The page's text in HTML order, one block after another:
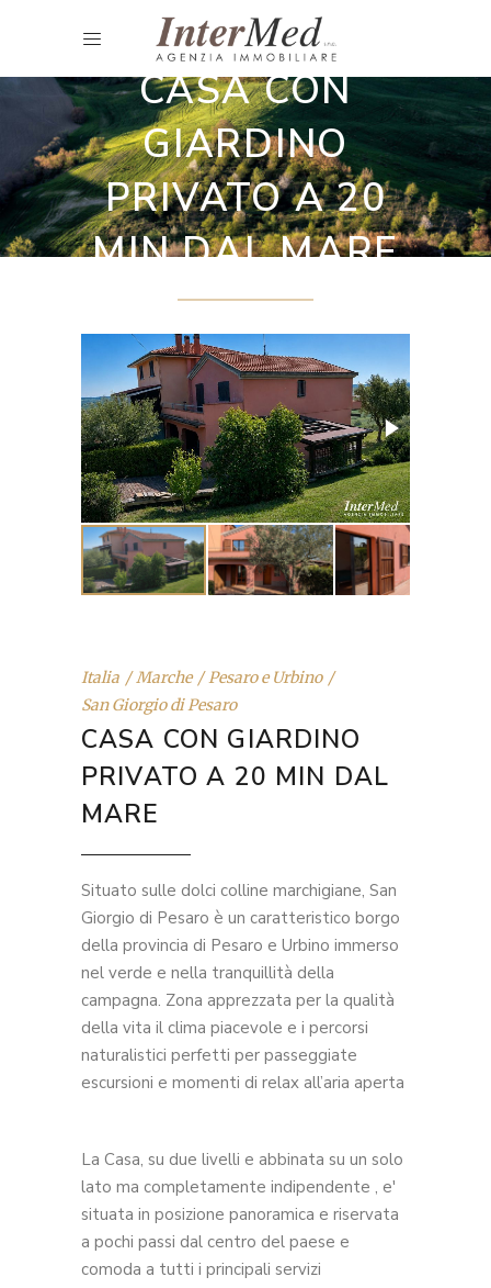
Casali ristrutturati
CASA CON
GIARDINO
PRIVATO A 20
MIN DAL MARE
Italia Marche
Pesaro e Urbino
San Giorgio di Pesaro
CASA CON GIARDINO
PRIVATO A 20 MIN DAL
MARE
Situato sulle dolci colline marchigiane, San
Giorgio di Pesaro è un caratteristico borgo
della provincia di Pesaro e Urbino immerso
nel verde e nella tranquillità della
campagna. Zona apprezzata per la qualità
della vita il clima piacevole e i percorsi
naturalistici perfetti per passeggiate
escursioni e momenti di relax all’aria aperta
La Casa, su due livelli e abbinata su un solo
lato ma completamente indipendente , e'
situata in posizione panoramica e riservata
a pochi passi dal centro del paese e
comoda a tutti i principali servizi